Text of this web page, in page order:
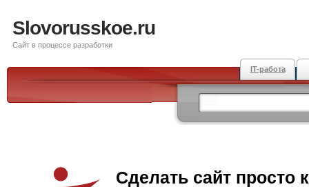
Slovorusskoe.ru
Сайт в процессе разработки
IT-работа
Сделать сайт просто